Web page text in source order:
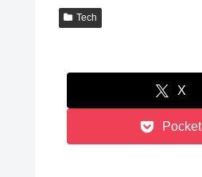
Tech
X
Pocket